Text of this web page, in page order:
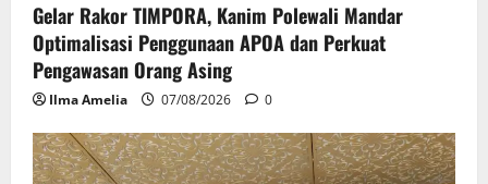
Gelar Rakor TIMPORA, Kanim Polewali Mandar
Optimalisasi Penggunaan APOA dan Perkuat
Pengawasan Orang Asing
Ilma Amelia 07/08/2026 0